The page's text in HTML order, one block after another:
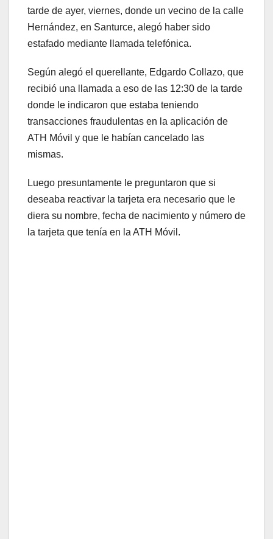
tarde de ayer, viernes, donde un vecino de la calle
Hernández, en Santurce, alegó haber sido
estafado mediante llamada telefónica.
Según alegó el querellante, Edgardo Collazo, que
recibió una llamada a eso de las 12:30 de la tarde
donde le indicaron que estaba teniendo
transacciones fraudulentas en la aplicación de
ATH Móvil y que le habían cancelado las
mismas.
Luego presuntamente le preguntaron que si
deseaba reactivar la tarjeta era necesario que le
diera su nombre, fecha de nacimiento y número de
la tarjeta que tenía en la ATH Móvil.